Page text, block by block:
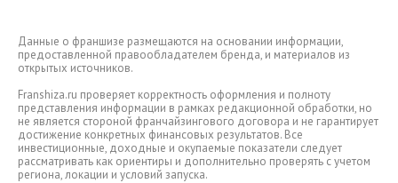
Данные о франшизе размещаются на основании информации,
предоставленной правообладателем бренда, и материалов из
открытых источников.
Franshiza.ru проверяет корректность оформления и полноту
представления информации в рамках редакционной обработки, но
не является стороной франчайзингового договора и не гарантирует
достижение конкретных финансовых результатов. Все
инвестиционные, доходные и окупаемые показатели следует
рассматривать как ориентиры и дополнительно проверять с учетом
региона, локации и условий запуска.